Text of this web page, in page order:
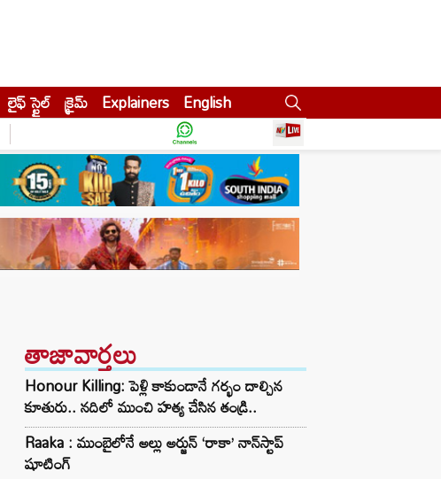
లైఫ్ స్టైల్ క్రైమ్ Explainers English
తాజావార్తలు
Honour Killing: పెళ్లి కాకుండానే గర్భం దాల్చిన
కూతురు.. నదిలో ముంచి హత్య చేసిన తండ్రి..
Raaka : ముంబైలోనే అల్లు అర్జున్ ‘రాకా’ నాన్‌స్టాప్
షూటింగ్